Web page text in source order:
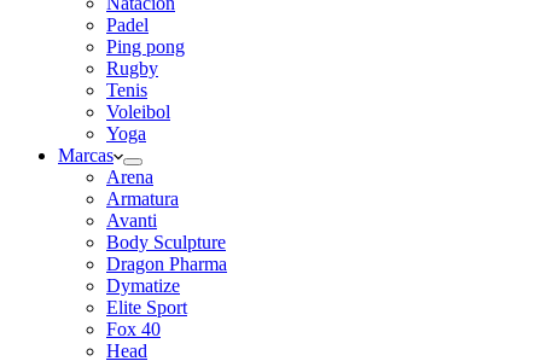
Padel
Ping pong
Rugby
Tenis
Voleibol
Yoga
Marcas
Arena
Armatura
Avanti
Body Sculpture
Dragon Pharma
Dymatize
Elite Sport
Fox 40
Head